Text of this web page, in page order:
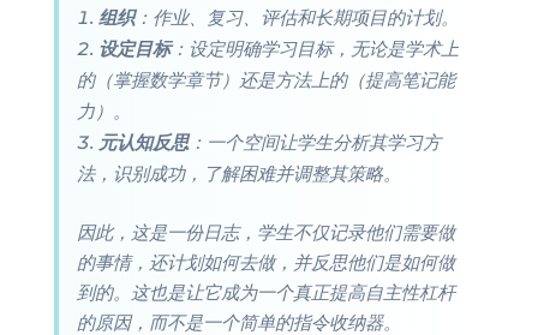
组织：作业、复习、评估和长期项目的计划。
设定目标：设定明确学习目标，无论是学术上
的（掌握数学章节）还是方法上的（提高笔记能
力）。
元认知反思：一个空间让学生分析其学习方
法，识别成功，了解困难并调整其策略。
因此，这是一份日志，学生不仅记录他们需要做
的事情，还计划如何去做，并反思他们是如何做
到的。这也是让它成为一个真正提高自主性杠杆
的原因，而不是一个简单的指令收纳器。